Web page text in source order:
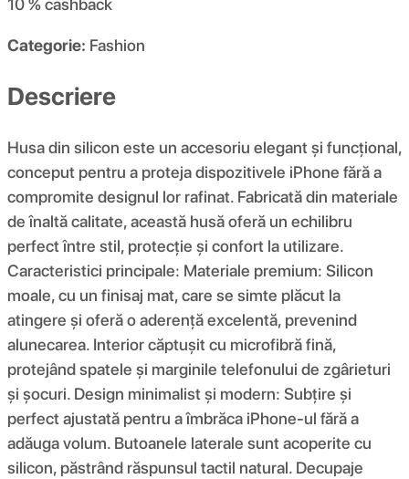
10 %cashback
Categorie: Fashion
Descriere
Husa din silicon este un accesoriu elegant și funcțional,
conceput pentru a proteja dispozitivele iPhone fără a
compromite designul lor rafinat. Fabricată din materiale
de înaltă calitate, această husă oferă un echilibru
perfect între stil, protecție și confort la utilizare.
Caracteristici principale: Materiale premium: Silicon
moale, cu un finisaj mat, care se simte plăcut la
atingere și oferă o aderență excelentă, prevenind
alunecarea. Interior căptușit cu microfibră fină,
protejând spatele și marginile telefonului de zgârieturi
și șocuri. Design minimalist și modern: Subțire și
perfect ajustată pentru a îmbrăca iPhone-ul fără a
adăuga volum. Butoanele laterale sunt acoperite cu
silicon, păstrând răspunsul tactil natural. Decupaje